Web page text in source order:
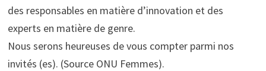
des responsables en matière d’innovation et des
experts en matière de genre.
Nous serons heureuses de vous compter parmi nos
invités (es). (Source ONU Femmes).